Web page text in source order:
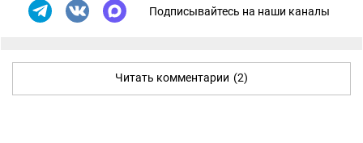
Подписывайтесь на наши каналы
Читать комментарии (2)